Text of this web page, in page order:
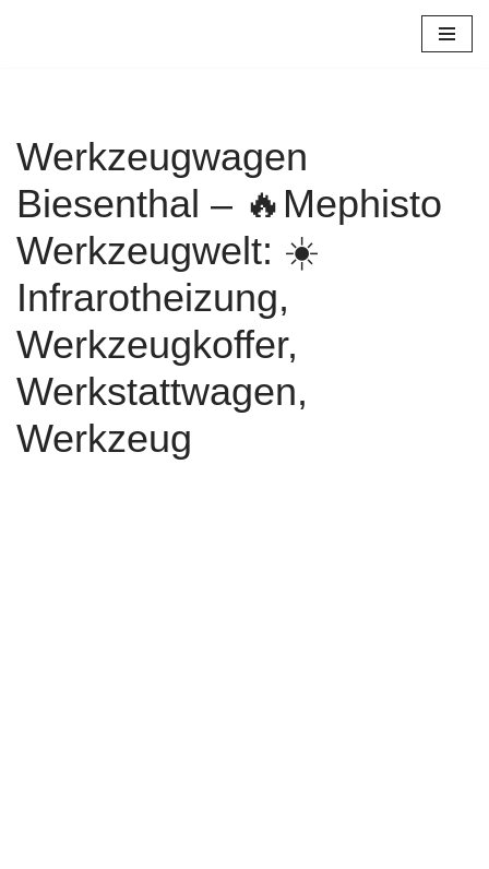
Werkzeugwagen
Biesenthal – 🔥Mephisto
Werkzeugwelt: ☀️
Infrarotheizung,
Werkzeugkoffer,
Werkstattwagen,
Werkzeug